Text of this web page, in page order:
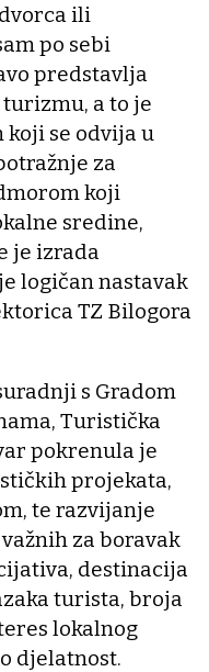
ili
po sebi
predstavlja
a to je
se odvija u
za
koji
sredine,
je izrada
logičan nastavak
TZ Bilogora
s Gradom
Turistička
pokrenula je
projekata,
te razvijanje
za boravak
destinacija
turista, broja
lokalnog
djelatnost.